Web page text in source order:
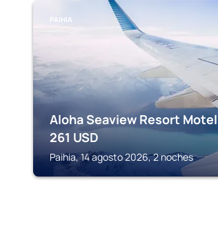
PAIHIA
Aloha Seaview Resort Motel
261 USD
Paihia, 14 agosto 2026, 2 noches